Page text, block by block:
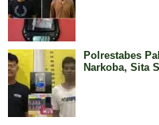
Polrestabes
Narkoba, Sita